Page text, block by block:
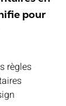
pour
règles